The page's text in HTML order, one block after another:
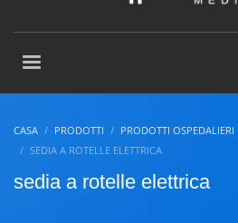
CASA PRODOTTI PRODOTTI OSPEDALIERI
SEDIA A ROTELLE ELETTRICA
sedia a rotelle elettrica